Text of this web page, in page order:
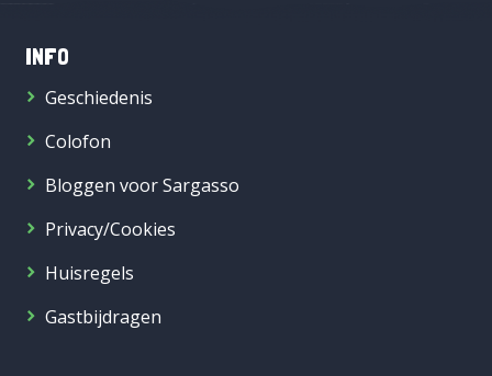
INFO
Geschiedenis
Colofon
Bloggen voor Sargasso
Privacy/Cookies
Huisregels
Gastbijdragen